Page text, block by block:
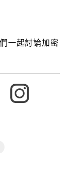
一起討論加密